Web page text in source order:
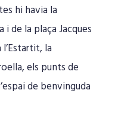
hi havia la
de la plaça Jacques
la
els punts de
de benvinguda